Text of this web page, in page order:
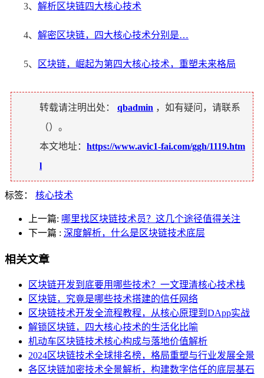
3、 解析区块链四大核心技术
4、 解密区块链，四大核心技术分别是…
5、 区块链，崛起为第四大核心技术，重塑未来格局
转载请注明出处： qbadmin ，如有疑问，请联系
（）。
本文地址： https://www.avic1-fai.com/ggh/1119.htm
l
标签： 核心技术
上一篇: 哪里找区块链技术员？这几个途径值得关注
下一篇 : 深度解析，什么是区块链技术底层
相关文章
区块链开发到底要用哪些技术？一文理清核心技术栈
区块链，究竟是哪些技术搭建的信任网络
区块链技术开发全流程教程，从核心原理到DApp实战
解锁区块链，四大核心技术的生活化比喻
机动车区块链技术核心构成与落地价值解析
2024区块链技术全球排名榜，格局重塑与行业发展全景
各区块链加密技术全景解析，构建数字信任的底层基石